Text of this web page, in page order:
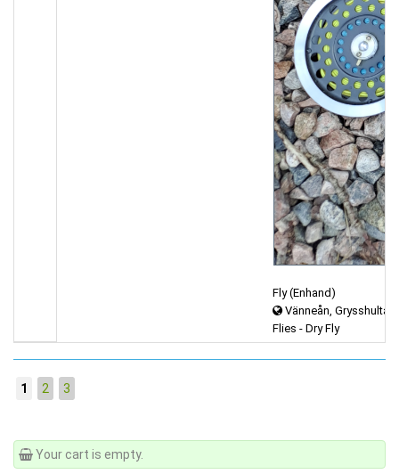
Fly (Enhand)
Vänneån,
Flies - Dry Fly
1 2 3
Your cart is empty.